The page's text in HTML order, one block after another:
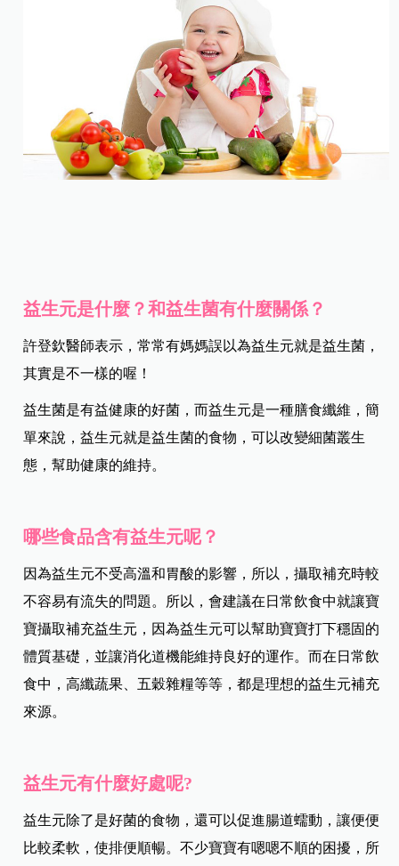
益生元是什麼？和益生菌有什麼關係？
許登欽醫師表示，常常有媽媽誤以為益生元就是益生菌，
其實是不一樣的喔！
益生菌是有益健康的好菌，而益生元是一種膳食纖維，簡
單來說，益生元就是益生菌的食物，可以改變細菌叢生
態，幫助健康的維持。
哪些食品含有益生元呢？
因為益生元不受高溫和胃酸的影響，所以，攝取補充時較
不容易有流失的問題。所以，會建議在日常飲食中就讓寶
寶攝取補充益生元，因為益生元可以幫助寶寶打下穩固的
體質基礎，並讓消化道機能維持良好的運作。而在日常飲
食中，高纖蔬果、五穀雜糧等等，都是理想的益生元補充
來源。
益生元有什麼好處呢?
益生元除了是好菌的食物，還可以促進腸道蠕動，讓便便
比較柔軟，使排便順暢。不少寶寶有嗯嗯不順的困擾，所